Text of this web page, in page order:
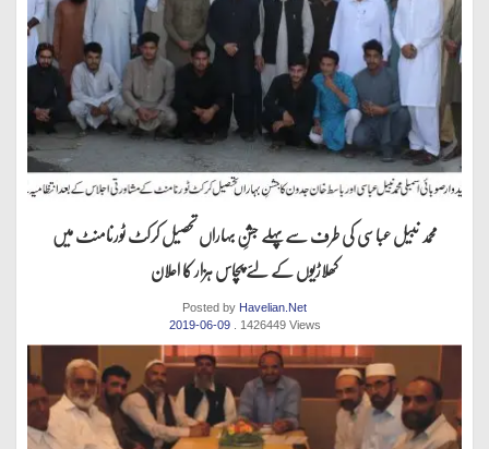
محمد نبیل عباسی کی طرف سےپہلے جشنِ بہاراں تحصیل کرکٹ ٹورنامنٹ میں
کھلاڑیوں کے لئے پچاس ہزار کا اعلان
Posted by Havelian.Net
2019-06-09
. 1426449 Views